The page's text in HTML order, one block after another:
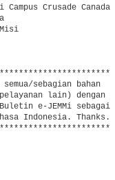
Campus Crusade Canada
sebagian bahan
lain) dengan
e-JEMMi sebagai
Indonesia. Thanks.